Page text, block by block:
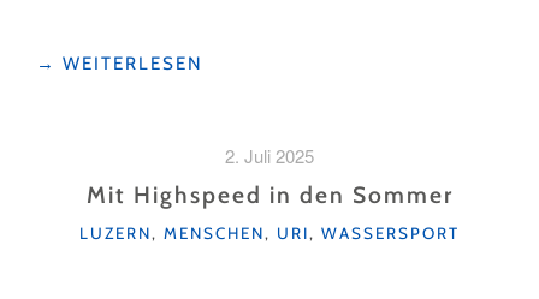
"CHIARA’S
FOODTOUR
LUZERN
→ WEITERLESEN
2. Juli 2025
Mit Highspeed in den Sommer
KATEGORIEN
LUZERN, MENSCHEN, URI, WASSERSPORT